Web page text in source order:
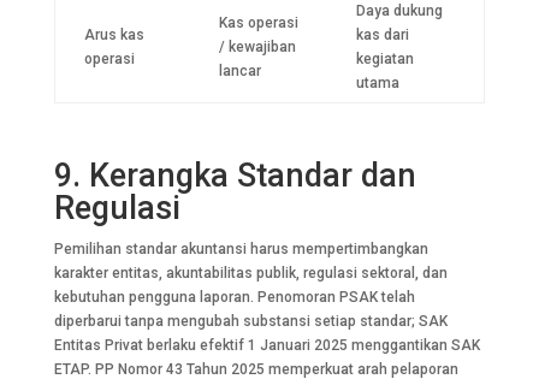
Arus kas
operasi
Kas operasi
/ kewajiban
lancar
Daya dukung
kas dari
kegiatan
utama
9. Kerangka Standar dan
Regulasi
Pemilihan standar akuntansi harus mempertimbangkan
karakter entitas, akuntabilitas publik, regulasi sektoral, dan
kebutuhan pengguna laporan. Penomoran PSAK telah
diperbarui tanpa mengubah substansi setiap standar; SAK
Entitas Privat berlaku efektif 1 Januari 2025 menggantikan SAK
ETAP. PP Nomor 43 Tahun 2025 memperkuat arah pelaporan